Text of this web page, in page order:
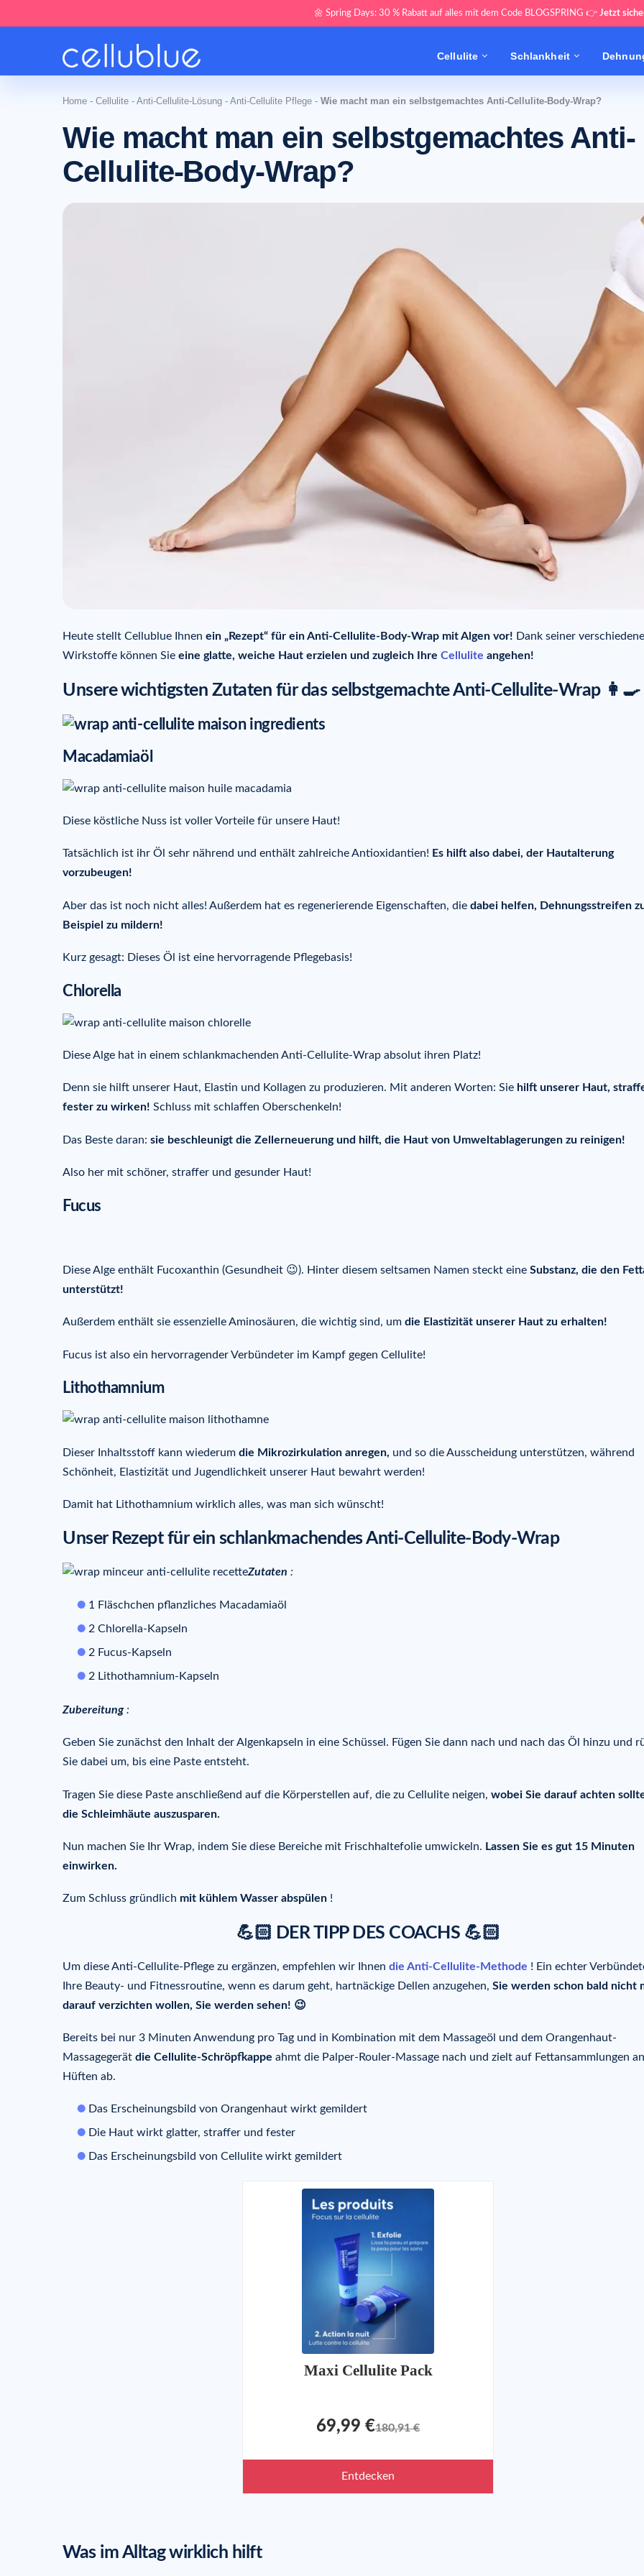
🌼 Spring Days: 30 % Rabatt auf alles mit dem Code BLOGSPRING 👉 Jetzt
Cellulite Schlankheit
Home - Cellulite - Anti-Cellulite-Lösung - Anti-Cellulite Pflege - Wie macht man ein selbstgemachtes Anti-Cellulite-Body-Wrap?
Wie macht man ein selbstgemachtes Anti-
Cellulite-Body-Wrap?
Heute stellt Cellublue Ihnen ein „Rezept“ für ein Anti-Cellulite-Body-Wrap mit Algen vor! Dank seiner
Wirkstoffe können Sie eine glatte, weiche Haut erzielen und zugleich Ihre Cellulite angehen!
Unsere wichtigsten Zutaten für das selbstgemachte Anti-Cellulite-Wrap 👩‍🍳
Macadamiaöl
Diese köstliche Nuss ist voller Vorteile für unsere Haut!
Tatsächlich ist ihr Öl sehr nährend und enthält zahlreiche Antioxidantien! Es hilft also dabei, der Hautalterung
vorzubeugen!
Aber das ist noch nicht alles! Außerdem hat es regenerierende Eigenschaften, die dabei helfen, Dehnungsstreifen
Beispiel zu mildern!
Kurz gesagt: Dieses Öl ist eine hervorragende Pflegebasis!
Chlorella
Diese Alge hat in einem schlankmachenden Anti-Cellulite-Wrap absolut ihren Platz!
Denn sie hilft unserer Haut, Elastin und Kollagen zu produzieren. Mit anderen Worten: Sie hilft unserer Haut,
fester zu wirken! Schluss mit schlaffen Oberschenkeln!
Das Beste daran: sie beschleunigt die Zellerneuerung und hilft, die Haut von Umweltablagerungen zu reinigen!
Also her mit schöner, straffer und gesunder Haut!
Fucus
Diese Alge enthält Fucoxanthin (Gesundheit 😉). Hinter diesem seltsamen Namen steckt eine Substanz, die den
unterstützt!
Außerdem enthält sie essenzielle Aminosäuren, die wichtig sind, um die Elastizität unserer Haut zu erhalten!
Fucus ist also ein hervorragender Verbündeter im Kampf gegen Cellulite!
Lithothamnium
Dieser Inhaltsstoff kann wiederum die Mikrozirkulation anregen, und so die Ausscheidung unterstützen, während
Schönheit, Elastizität und Jugendlichkeit unserer Haut bewahrt werden!
Damit hat Lithothamnium wirklich alles, was man sich wünscht!
Unser Rezept für ein schlankmachendes Anti-Cellulite-Body-Wrap
Zutaten :
1 Fläschchen pflanzliches Macadamiaöl
2 Chlorella-Kapseln
2 Fucus-Kapseln
2 Lithothamnium-Kapseln
Zubereitung:
Geben Sie zunächst den Inhalt der Algenkapseln in eine Schüssel. Fügen Sie dann nach und nach das Öl hinzu und
Sie dabei um, bis eine Paste entsteht.
Tragen Sie diese Paste anschließend auf die Körperstellen auf, die zu Cellulite neigen, wobei Sie darauf achten
die Schleimhäute auszusparen.
Nun machen Sie Ihr Wrap, indem Sie diese Bereiche mit Frischhaltefolie umwickeln. Lassen Sie es gut 15 Minuten
einwirken.
Zum Schluss gründlich mit kühlem Wasser abspülen !
💪🏻 DER TIPP DES COACHS 💪🏻
Um diese Anti-Cellulite-Pflege zu ergänzen, empfehlen wir Ihnen die Anti-Cellulite-Methode ! Ein echter
Ihre Beauty- und Fitnessroutine, wenn es darum geht, hartnäckige Dellen anzugehen, Sie werden schon bald nicht
darauf verzichten wollen, Sie werden sehen! 😉
Bereits bei nur 3 Minuten Anwendung pro Tag und in Kombination mit dem Massageöl und dem Orangenhaut-
Massagegerät die Cellulite-Schröpfkappe ahmt die Palper-Rouler-Massage nach und zielt auf Fettansammlungen
Hüften ab.
Das Erscheinungsbild von Orangenhaut wirkt gemildert
Die Haut wirkt glatter, straffer und fester
Das Erscheinungsbild von Cellulite wirkt gemildert
Maxi Cellulite Pack
69,99 €180,91 €
Entdecken
Was im Alltag wirklich hilft